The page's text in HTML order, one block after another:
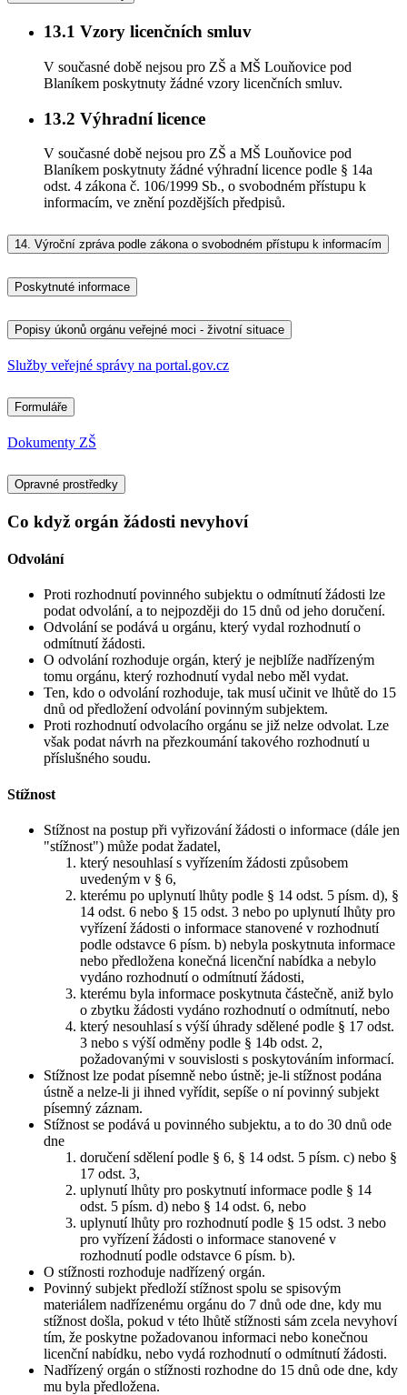
13.1 Vzory licenčních smluv
V současné době nejsou pro ZŠ a MŠ Louňovice pod
Blaníkem poskytnuty žádné vzory licenčních smluv.
13.2 Výhradní licence
V současné době nejsou pro ZŠ a MŠ Louňovice pod
Blaníkem poskytnuty žádné výhradní licence podle § 14a
odst. 4 zákona č. 106/1999 Sb., o svobodném přístupu k
informacím, ve znění pozdějších předpisů.
14. Výroční zpráva podle zákona o svobodném přístupu k informacím
Poskytnuté informace
Popisy úkonů orgánu veřejné moci - životní situace
Služby veřejné správy na portal.gov.cz
Formuláře
Dokumenty ZŠ
Opravné prostředky
Co když orgán žádosti nevyhoví
Odvolání
Proti rozhodnutí povinného subjektu o odmítnutí žádosti lze
podat odvolání, a to nejpozději do 15 dnů od jeho doručení.
Odvolání se podává u orgánu, který vydal rozhodnutí o
odmítnutí žádosti.
O odvolání rozhoduje orgán, který je nejblíže nadřízeným
tomu orgánu, který rozhodnutí vydal nebo měl vydat.
Ten, kdo o odvolání rozhoduje, tak musí učinit ve lhůtě do 15
dnů od předložení odvolání povinným subjektem.
Proti rozhodnutí odvolacího orgánu se již nelze odvolat. Lze
však podat návrh na přezkoumání takového rozhodnutí u
příslušného soudu.
Stížnost
Stížnost na postup při vyřizování žádosti o informace (dále jen
"stížnost") může podat žadatel,
který nesouhlasí s vyřízením žádosti způsobem
uvedeným v § 6,
kterému po uplynutí lhůty podle § 14 odst. 5 písm. d), §
14 odst. 6 nebo § 15 odst. 3 nebo po uplynutí lhůty pro
vyřízení žádosti o informace stanovené v rozhodnutí
podle odstavce 6 písm. b) nebyla poskytnuta informace
nebo předložena konečná licenční nabídka a nebylo
vydáno rozhodnutí o odmítnutí žádosti,
kterému byla informace poskytnuta částečně, aniž bylo
o zbytku žádosti vydáno rozhodnutí o odmítnutí, nebo
který nesouhlasí s výší úhrady sdělené podle § 17 odst.
3 nebo s výší odměny podle § 14b odst. 2,
požadovanými v souvislosti s poskytováním informací.
Stížnost lze podat písemně nebo ústně; je-li stížnost podána
ústně a nelze-li ji ihned vyřídit, sepíše o ní povinný subjekt
písemný záznam.
Stížnost se podává u povinného subjektu, a to do 30 dnů ode
dne
doručení sdělení podle § 6, § 14 odst. 5 písm. c) nebo §
17 odst. 3,
uplynutí lhůty pro poskytnutí informace podle § 14
odst. 5 písm. d) nebo § 14 odst. 6, nebo
uplynutí lhůty pro rozhodnutí podle § 15 odst. 3 nebo
pro vyřízení žádosti o informace stanovené v
rozhodnutí podle odstavce 6 písm. b).
O stížnosti rozhoduje nadřízený orgán.
Povinný subjekt předloží stížnost spolu se spisovým
materiálem nadřízenému orgánu do 7 dnů ode dne, kdy mu
stížnost došla, pokud v této lhůtě stížnosti sám zcela nevyhoví
tím, že poskytne požadovanou informaci nebo konečnou
licenční nabídku, nebo vydá rozhodnutí o odmítnutí žádosti.
Nadřízený orgán o stížnosti rozhodne do 15 dnů ode dne, kdy
mu byla předložena.